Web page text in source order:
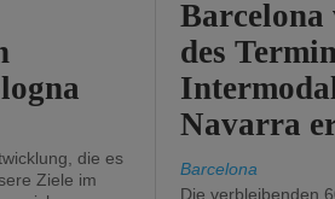
die es
Ziele im
des
Navarra
Barcelona
Die verbleibenden